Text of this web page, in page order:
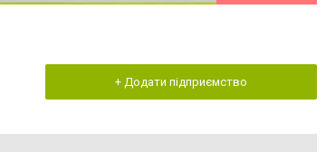
+ Додати підприємство